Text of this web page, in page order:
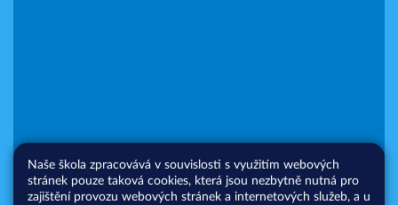
Naše škola zpracovává v souvislosti s využitím webových
stránek pouze taková cookies, která jsou nezbytně nutná pro
zajištění provozu webových stránek a internetových služeb, a u